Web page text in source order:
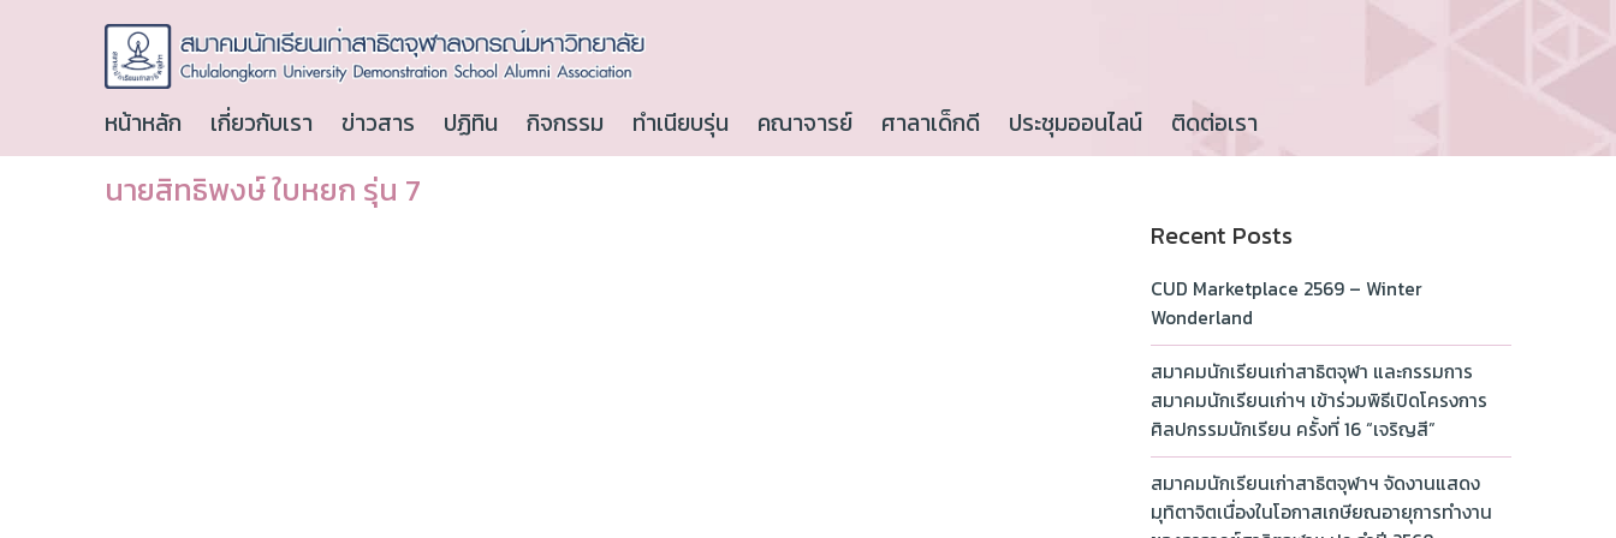
หน้าหลัก เกี่ยวกับเรา ข่าวสาร ปฏิทิน กิจกรรม ทำเนียบรุ่น คณาจารย์ ศาลาเด็กดี ประชุมออนไลน์ ติดต่อเรา
นายสิทธิพงษ์ ใบหยก รุ่น 7
Recent Posts
CUD Marketplace 2569 – Winter
Wonderland
สมาคมนักเรียนเก่าสาธิตจุฬา และกรรมการ
สมาคมนักเรียนเก่าฯ เข้าร่วมพิธีเปิดโครงการ
ศิลปกรรมนักเรียน ครั้งที่ 16 “เจริญสี”
สมาคมนักเรียนเก่าสาธิตจุฬาฯ จัดงานแสดง
มุทิตาจิตเนื่องในโอกาสเกษียณอายุการทำงาน